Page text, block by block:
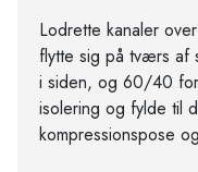
Lodrette kanaler
flytte sig på tværs af
i siden, og 60/40
isolering og fylde til
kompressionspose